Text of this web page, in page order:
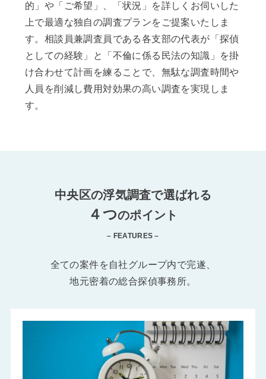
的」や「ご希望」、「状況」を詳しくお伺いした
上で最適な独自の調査プランをご提案いたしま
す。相談員兼調査員である各支部の代表が「探偵
としての経験」と「不倫に係る民法の知識」を掛
け合わせて計画を練ることで、無駄な調査時間や
人員を削減し費用対効果の高い調査を実現しま
す。
中央区の浮気調査で選ばれる
４つのポイント
– FEATURES –
全ての案件を自社グループ内で完遂、
地元密着の総合探偵事務所。